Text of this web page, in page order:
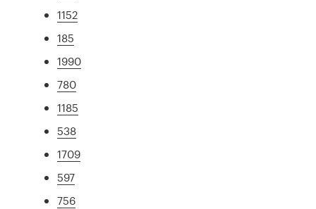
1152
185
1990
780
1185
538
1709
597
756